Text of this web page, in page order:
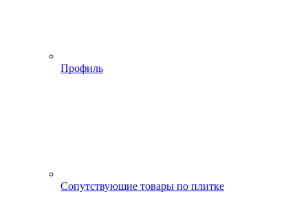
Профиль
Сопутствующие товары по плитке